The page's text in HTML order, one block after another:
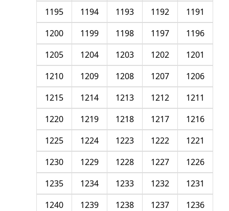
1191
1192
1193
1194
1195
1196
1197
1198
1199
1200
1201
1202
1203
1204
1205
1206
1207
1208
1209
1210
1211
1212
1213
1214
1215
1216
1217
1218
1219
1220
1221
1222
1223
1224
1225
1226
1227
1228
1229
1230
1231
1232
1233
1234
1235
1236
1237
1238
1239
1240